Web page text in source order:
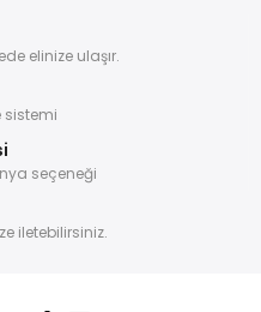
elinize ulaşır.
sistemi
seçeneği
iletebilirsiniz.